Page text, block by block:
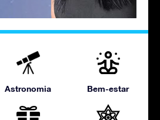
Astronomia Bem-estar